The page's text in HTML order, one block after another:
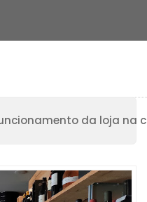
da loja na